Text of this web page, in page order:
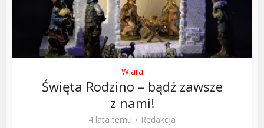
Wiara
Święta Rodzino – bądź zawsze
z nami!
4 lata temu
Redakcja